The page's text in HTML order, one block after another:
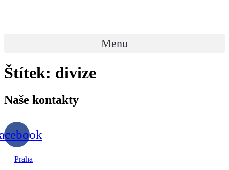
Menu
Štítek: divize
Naše kontakty
Praha